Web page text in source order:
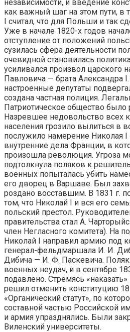
независимости, и введение
как важный шаг на этом пути, в
I считал, что для Польши и так
Уже в начале 1820-х годов
отступление от положений
сузилась сфера деятельности
очевидной становилась
усиливался произвол царского
Павловича — брата Александра
настроенные депутаты
создана частная полиция.
Патриотическое общество было
Назревшее недовольство всех
населения грозило вылиться в
послужило намерение Николая
внутренние дела Франции, в
произошла революция. Угроза
подтолкнула поляков к
военных попыталась убить
его дворец в Варшаве. Был
роздано восставшим. В 1831 г.
том, что Николай I и вся его
польский престол.
правительства стал А.
член Негласного комитета). На
Николай I направил армию под
генерал-фельдмаршала И. И.
Дибича — И. Ф. Паскевича.
военных неудач, и в сентябре
подавлено. Стремясь
решил отменить конституцию
«Органический статут», по
составной частью Российской
и армия упразднялись. Были
Виленский университеты.